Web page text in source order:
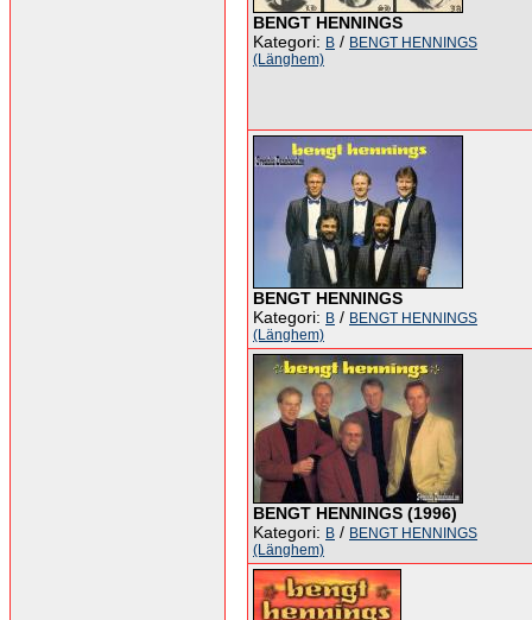
BENGT HENNINGS
Kategori: B / BENGT HENNINGS
(Länghem)
BENGT HENNINGS
Kategori: B / BENGT HENNINGS
(Länghem)
BENGT HENNINGS (1996)
Kategori: B / BENGT HENNINGS
(Länghem)